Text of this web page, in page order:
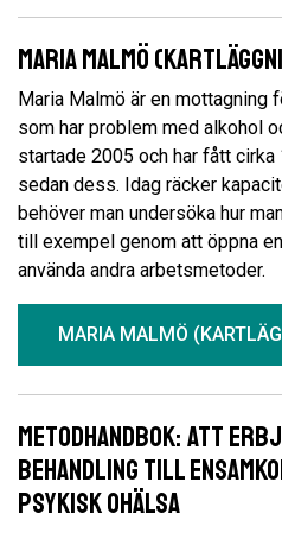
Maria Malmö
Maria Malmö är en mottagning
som har problem med alkohol
startade 2005 och har fått cirka
sedan dess. Idag räcker
behöver man undersöka hur
till exempel genom att öppna
använda andra arbetsmetoder.
MARIA MALMÖ
Metodhandbok: Att
behandling till
psykisk ohälsa